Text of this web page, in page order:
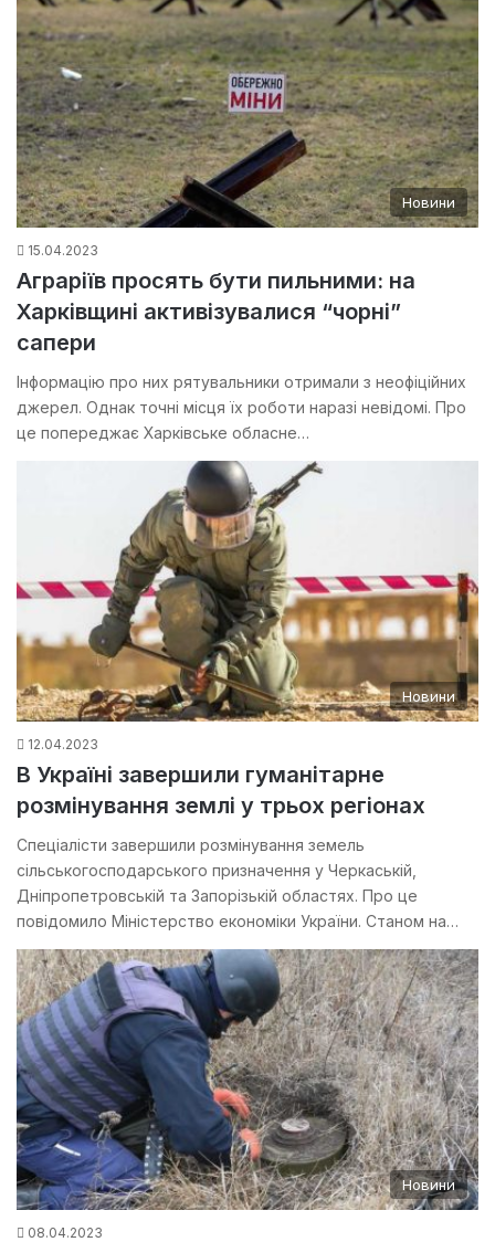
Новини
15.04.2023
Аграріїв просять бути пильними: на
Харківщині активізувалися “чорні”
сапери
Інформацію про них рятувальники отримали з неофіційних
джерел. Однак точні місця їх роботи наразі невідомі. Про
це попереджає Харківське обласне…
Новини
12.04.2023
В Україні завершили гуманітарне
розмінування землі у трьох регіонах
Спеціалісти завершили розмінування земель
сільськогосподарського призначення у Черкаській,
Дніпропетровській та Запорізькій областях. Про це
повідомило Міністерство економіки України. Станом на…
Новини
08.04.2023